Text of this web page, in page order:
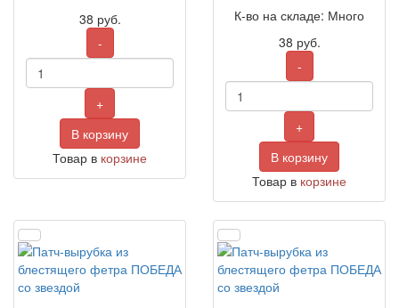
38 руб.
-
+
В корзину
Товар в корзине
К-во на складе: Много
38 руб.
-
+
В корзину
Товар в корзине